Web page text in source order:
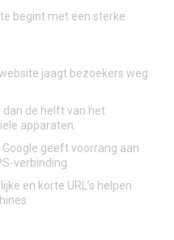
begint met een sterke
jaagt bezoekers weg
dan de helft van het
apparaten.
Google geeft voorrang aan
verbinding.
en korte URL’s helpen